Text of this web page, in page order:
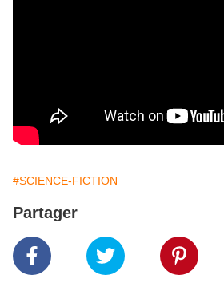
#SCIENCE-FICTION
Partager